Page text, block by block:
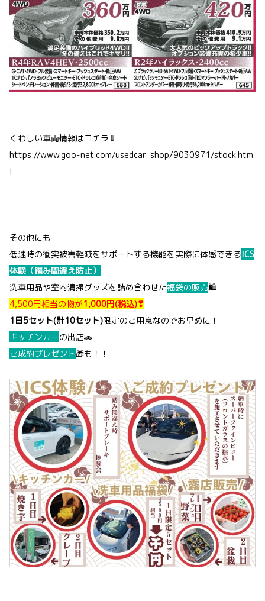
くわしい車両情報はコチラ⇓
https://www.goo-net.com/usedcar_shop/9030971/stock.htm
l
その他にも
低速時の衝突被害軽減をサポートする機能を実際に体感できるICS
体験（踏み間違え防止）
洗車用品や室内清掃グッズを詰め合わせた福袋の販売🛍
4,500円相当の物が1,000円(税込)❣
1日5セット(計10セット)限定のご用意なのでお早めに！
キッチンカーの出店🚗
ご成約プレゼント🎁も！！